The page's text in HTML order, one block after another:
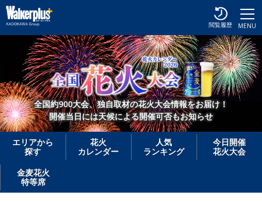
MENU
閲覧履歴
全国約900大会、独自取材の花火大会情報をお届け！
開催当日には天候による開催可否もお知らせ
エリアから
探す
花火
カレンダー
人気
ランキング
今日開催
花火大会
金麦花火
特等席